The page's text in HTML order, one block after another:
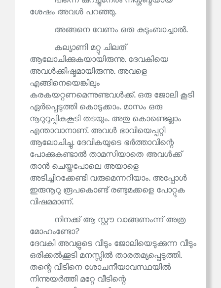
ശേഷം അവൾ പറഞ്ഞു.
അങ്ങനെ വേണം ഒരു കുടുംബാച്ചാൽ.
കല്യാണി മറ്റു ചിലത്
ആലോചിക്കുകയായിരുന്നു. ദേവകിയെ
അവൾക്കിഷ്ടമായിരുന്നു. അവളെ
എങ്ങിനെയെങ്കിലും
കരകയറ്റണമെന്നുണ്ടവൾക്ക്. ഒരു ജോലി കൂടി
ഏർപ്പെടുത്തി കൊടുക്കാം. മാസം ഒരു
നൂറുറുപ്പികകൂടി തടയും. അതു കൊണ്ടെല്ലാം
എന്താവാനാണ്. അവൾ ഭാവിയെപ്പറ്റി
ആലോചിച്ചു. ദേവികയുടെ ഭർത്താവിന്റെ
പോക്കുകണ്ടാൽ താമസിയാതെ അവൾക്ക്
താൻ ചെയ്തപോലെ അയാളെ
അടിച്ചിറക്കേണ്ടി വരുമെന്നറിയാം. അപ്പോൾ
ഇരുനൂറു രൂപകൊണ്ട് രണ്ടുമക്കളെ പോറ്റുക
വിഷമമാണ്.
നിനക്ക് ആ സ്റ്റൗ വാങ്ങണംന്ന് അത്ര
മോഹംണ്ടോ?
ദേവകി അവളുടെ വീടും ജോലിയെടുക്കുന്ന വീടും
ഒരിക്കൽക്കൂടി മനസ്സിൽ താരതമ്യപ്പെടുത്തി.
തന്റെ വീടിനെ ശോചനീയാവസ്ഥയിൽ
നിന്നുയർത്തി മറ്റേ വീടിന്റെ